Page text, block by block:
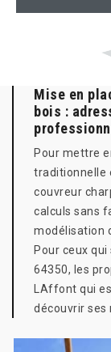
Mise en
bois :
Pour mettre
traditionnelle
couvreur
calculs sans
modélisation
Pour ceux
64350, les
LAffont qui
découvrir ses